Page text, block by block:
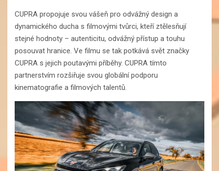
CUPRA propojuje svou vášeň pro odvážný design a
dynamického ducha s filmovými tvůrci, kteří ztělesňují
stejné hodnoty – autenticitu, odvážný přístup a touhu
posouvat hranice. Ve filmu se tak potkává svět značky
CUPRA s jejich poutavými příběhy. CUPRA tímto
partnerstvím rozšiřuje svou globální podporu
kinematografie a filmových talentů.